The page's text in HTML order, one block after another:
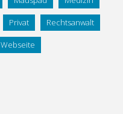
Privat Rechtsanwalt
Webseite